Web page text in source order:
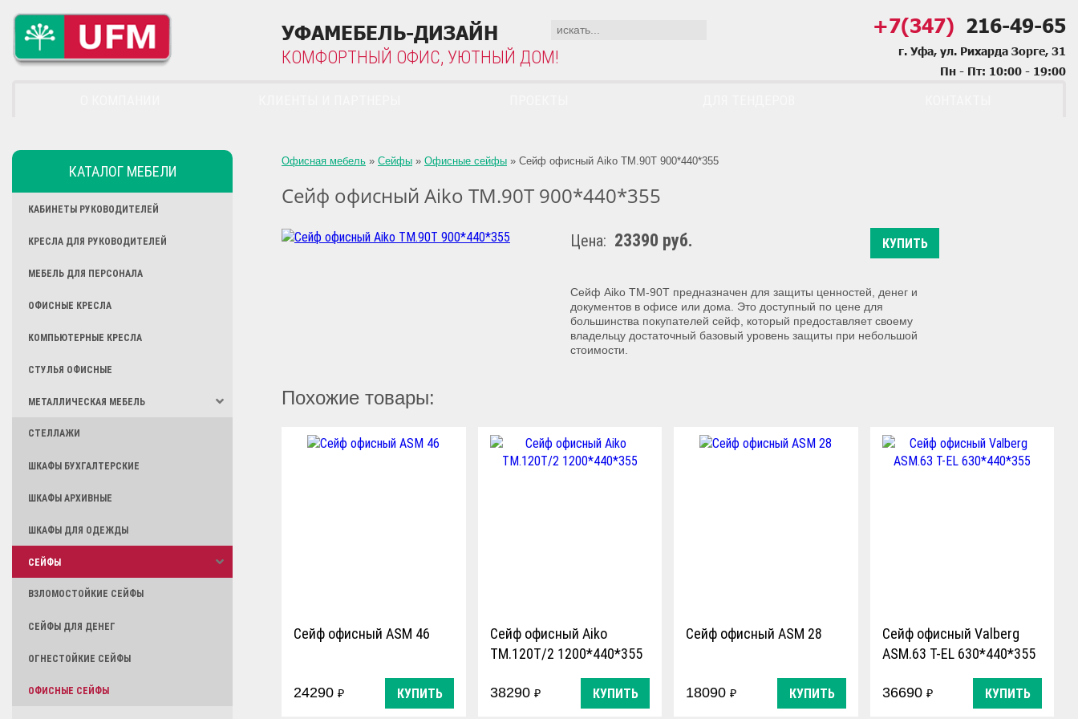
УФАМЕБЕЛЬ-ДИЗАЙН
КОМФОРТНЫЙ ОФИС, УЮТНЫЙ ДОМ!
+7(347) 216-49-65
г. Уфа, ул. Рихарда Зорге, 31
Пн - Пт: 10:00 - 19:00
КАТАЛОГ МЕБЕЛИ
КАБИНЕТЫ РУКОВОДИТЕЛЕЙ
КРЕСЛА ДЛЯ РУКОВОДИТЕЛЕЙ
МЕБЕЛЬ ДЛЯ ПЕРСОНАЛА
ОФИСНЫЕ КРЕСЛА
КОМПЬЮТЕРНЫЕ КРЕСЛА
СТУЛЬЯ ОФИСНЫЕ
МЕТАЛЛИЧЕСКАЯ МЕБЕЛЬ
СТЕЛЛАЖИ
ШКАФЫ БУХГАЛТЕРСКИЕ
ШКАФЫ АРХИВНЫЕ
ШКАФЫ ДЛЯ ОДЕЖДЫ
СЕЙФЫ
ВЗЛОМОСТОЙКИЕ СЕЙФЫ
СЕЙФЫ ДЛЯ ДЕНЕГ
ОГНЕСТОЙКИЕ СЕЙФЫ
ОФИСНЫЕ СЕЙФЫ
Офисная мебель » Сейфы » Офисные сейфы » Сейф офисный Aiko TM.90T 900*440*355
Сейф офисный Aiko TM.90T 900*440*355
Цена: 23390 руб. КУПИТЬ
Сейф Aiko TM-90T предназначен для защиты ценностей, денег и
документов в офисе или дома. Это доступный по цене для
большинства покупателей сейф, который предоставляет своему
владельцу достаточный базовый уровень защиты при небольшой
стоимости.
Похожие товары:
Сейф офисный ASM 46
24290 ₽ КУПИТЬ
Сейф офисный Aiko
TM.120T/2 1200*440*355
38290 ₽ КУПИТЬ
Сейф офисный ASM 28
18090 ₽ КУПИТЬ
Сейф офисный Valberg
ASM.63 T-EL 630*440*355
36690 ₽ КУПИТЬ